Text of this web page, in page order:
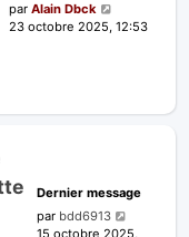
par Alain Dbck
23 octobre 2025, 12:53
Dernier message
par bdd6913